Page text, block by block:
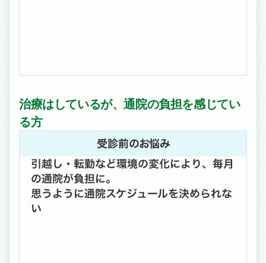
治療はしているが、通院の負担を感じてい
る方
受診前のお悩み
引越し・転勤など環境の変化により、毎月
の通院が負担に。
思うように通院スケジュールを決められな
い